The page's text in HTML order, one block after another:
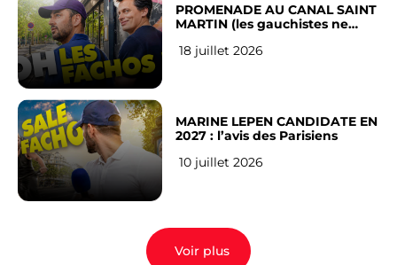
PROMENADE AU CANAL SAINT
MARTIN (les gauchistes ne
18 juillet 2026
MARINE LEPEN CANDIDATE EN
2027 : l’avis des Parisiens
10 juillet 2026
Voir plus